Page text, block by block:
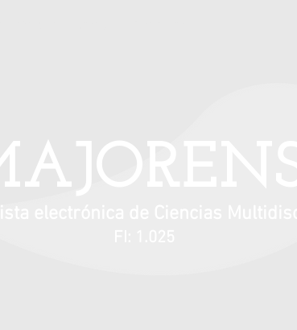
electrónica de Ciencias